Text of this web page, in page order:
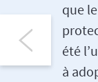
que
été
à